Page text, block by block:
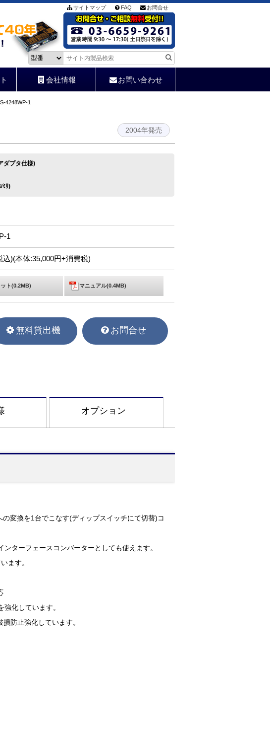
サイトマップ FAQ お問合せ
会社情報 お問い合わせ
4248WP-1
2004年発売
ダプタ仕様)
ﾐﾘ)
1
込)(本体:35,000円+消費税)
ト(0.2MB) マニュアル(0.4MB)
無料貸出機 お問合せ
オプション
変換を1台でこなす(ディップスイッチにて切替)コ
ターフェースコンバーターとしても使えます。
ます。
化しています。
防止強化しています。